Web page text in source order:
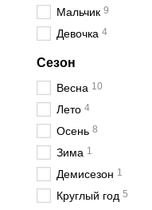
Мальчик 9
Девочка 4
Сезон
Весна 10
Лето 4
Осень 8
Зима 1
Демисезон 1
Круглый год 5